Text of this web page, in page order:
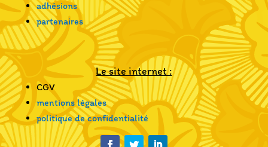
adhésions
partenaires
Le site internet :
CGV
mentions légales
politique de confidentialité